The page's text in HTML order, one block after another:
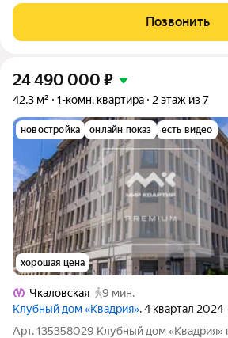
квартиру с большой кухней-гостиной и
комнатой. Общая площадь 59.60
Позвонить
24 490 000 ₽
42,3 м² 1-комн. квартира 2 этаж из 7
новостройка онлайн показ есть видео
хорошая цена
Чкаловская
9 мин.
Клубный дом «Квадрия», 4 квартал 2024
Арт. 135358029 Клубный дом «Квадрия» премиальный жилой